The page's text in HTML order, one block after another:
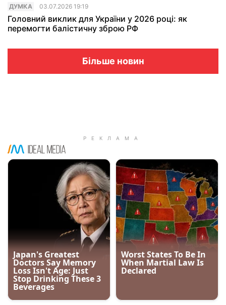
ДУМКА 03.07.2026 19:19
Головний виклик для України у 2026 році: як
перемогти балістичну зброю РФ
Більше новин